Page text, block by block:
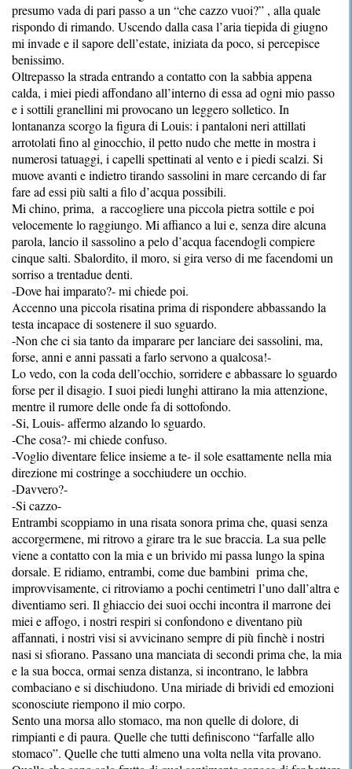
presumo vada di pari passo a un “che cazzo vuoi?” , alla quale
rispondo di rimando. Uscendo dalla casa l’aria tiepida di giugno
mi invade e il sapore dell’estate, iniziata da poco, si percepisce
benissimo.
Oltrepasso la strada entrando a contatto con la sabbia appena
calda, i miei piedi affondano all’interno di essa ad ogni mio passo
e i sottili granellini mi provocano un leggero solletico. In
lontananza scorgo la figura di Louis: i pantaloni neri attillati
arrotolati fino al ginocchio, il petto nudo che mette in mostra i
numerosi tatuaggi, i capelli spettinati al vento e i piedi scalzi. Si
muove avanti e indietro tirando sassolini in mare cercando di far
fare ad essi più salti a filo d’acqua possibili.
Mi chino, prima, a raccogliere una piccola pietra sottile e poi
velocemente lo raggiungo. Mi affianco a lui e, senza dire alcuna
parola, lancio il sassolino a pelo d’acqua facendogli compiere
cinque salti. Sbalordito, il moro, si gira verso di me facendomi un
sorriso a trentadue denti.
-Dove hai imparato?- mi chiede poi.
Accenno una piccola risatina prima di rispondere abbassando la
testa incapace di sostenere il suo sguardo.
-Non che ci sia tanto da imparare per lanciare dei sassolini, ma,
forse, anni e anni passati a farlo servono a qualcosa!-
Lo vedo, con la coda dell’occhio, sorridere e abbassare lo sguardo
forse per il disagio. I suoi piedi lunghi attirano la mia attenzione,
mentre il rumore delle onde fa di sottofondo.
-Si, Louis- affermo alzando lo sguardo.
-Che cosa?- mi chiede confuso.
-Voglio diventare felice insieme a te- il sole esattamente nella mia
direzione mi costringe a socchiudere un occhio.
-Davvero?-
-Si cazzo-
Entrambi scoppiamo in una risata sonora prima che, quasi senza
accorgermene, mi ritrovo a girare tra le sue braccia. La sua pelle
viene a contatto con la mia e un brivido mi passa lungo la spina
dorsale. E ridiamo, entrambi, come due bambini prima che,
improvvisamente, ci ritroviamo a pochi centimetri l’uno dall’altra e
diventiamo seri. Il ghiaccio dei suoi occhi incontra il marrone dei
miei e affogo, i nostri respiri si confondono e diventano più
affannati, i nostri visi si avvicinano sempre di più finchè i nostri
nasi si sfiorano. Passano una manciata di secondi prima che, la mia
e la sua bocca, ormai senza distanza, si incontrano, le labbra
combaciano e si dischiudono. Una miriade di brividi ed emozioni
sconosciute riempono il mio corpo.
Sento una morsa allo stomaco, ma non quelle di dolore, di
rimpianti e di paura. Quelle che tutti definiscono “farfalle allo
stomaco”. Quelle che tutti almeno una volta nella vita provano.